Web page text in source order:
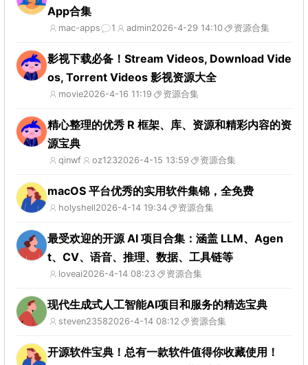
App合集
mac-apps 1 admin2026-4-29 14:10 资源合集
影视下载必备！Stream Videos, Download Vide
os, Torrent Videos 影视资源大全
movie2026-4-16 11:19 资源合集
精心整理的优秀 R 框架、库、资源和精彩内容的资
源宝典
qinwf oz1232026-4-15 13:59 资源合集
macOS 平台优秀的实用软件集锦，全免费
holyshell2026-4-14 19:34 资源合集
最受欢迎的开源 AI 项目合集：涵盖 LLM、Agen
t、CV、语音、推理、数据、工具链等
loveai2026-4-14 08:23 资源合集
现代生成式人工智能AI项目和服务的精选宝典
steven23582026-4-14 08:12 资源合集
开源软件宝典！总有一款软件值得你收藏使用！